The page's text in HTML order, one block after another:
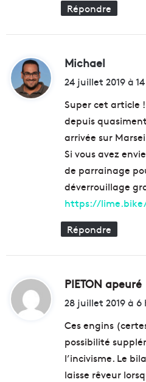
Répondre
Michael
i
24 juillet 2019 à
Super cet article
depuis
arrivée sur
Si vous avez
de parrainage
déverrouillage
https://lime.bike/
Répondre
PIETON apeuré
28 juillet 2019 à 6
Ces engins
possibilité
l’incivisme. Le
laisse rêveur